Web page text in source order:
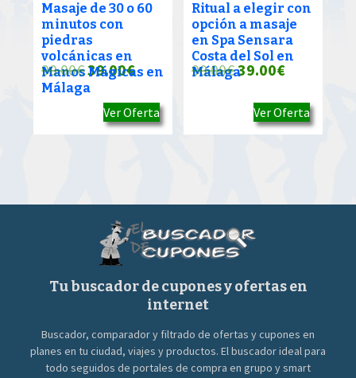
Masaje de 30 o 60
minutos con
piedras
volcánicas en
Manos Mágicas en
Málaga
90.00€El
precio
original
era:
39.00€El
actual
es:
Ver Oferta
Ritual a elegir con
opción a masaje
en Spa Sensara
Costa del Sol en
Málaga
90.00€El
original
era:
39.00€El
actual
es:
Ver Oferta
Tu buscador de cupones y ofertas en
internet
Buscador, comparador y filtrado de ofertas y cupones en
planes en tu ciudad, viajes y productos. El buscador ideal para
todo seguidos de portales de compra en grupo y smart